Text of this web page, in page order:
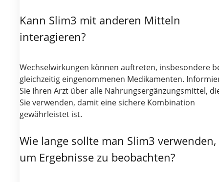
Kann Slim3 mit anderen Mitteln
interagieren?
Wechselwirkungen können auftreten, insbesondere
gleichzeitig eingenommenen Medikamenten.
Sie Ihren Arzt über alle Nahrungsergänzungsmittel,
Sie verwenden, damit eine sichere Kombination
gewährleistet ist.
Wie lange sollte man Slim3 verwenden,
um Ergebnisse zu beobachten?